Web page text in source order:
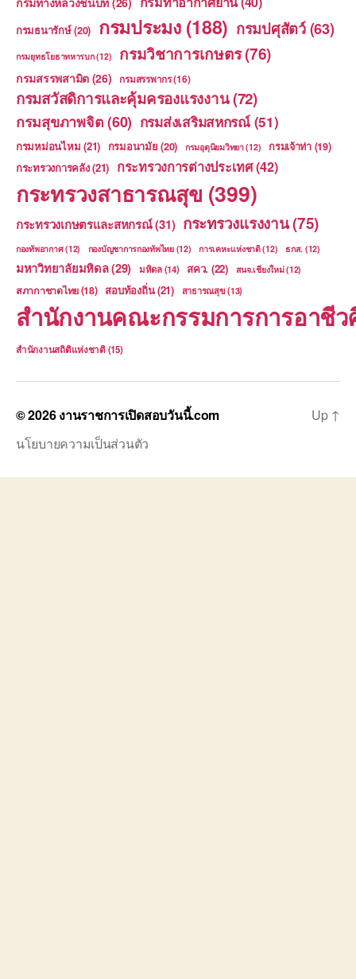
กรมธนารักษ์(20) กรมประมง(188) กรมปศุสัตว์(63)
กรมยุทธโยธาทหารบก(12) กรมวิชาการเกษตร(76)
กรมสรรพสามิต (26) กรมสรรพากร(16)
กรมสวัสดิการและคุ้มครองแรงงาน(72)
กรมสุขภาพจิต(60) กรมส่งเสริมสหกรณ์(51)
กรมหม่อนไหม (21) กรมอนามัย (20) กรมอุตุนิยมวิทยา(12) กรมเจ้าท่า(19)
กระทรวงการคลัง(21) กระทรวงการต่างประเทศ(42)
กระทรวงสาธารณสุข (399)
กระทรวงเกษตรและสหกรณ์(31) กระทรวงแรงงาน(75)
กองทัพอากาศ(12) กองบัญชาการกองทัพไทย(12) การเคหะแห่งชาติ(12) ธกส. (12)
มหาวิทยาลัยมหิดล(29) มหิดล(14) สคว. (22) สนจ.เชียงใหม่(12)
สภากาชาดไทย(18) สอบท้องถิ่น(21) สาธารณสุข (13)
สำนักงานคณะกรรมการการอาชี
สำนักงานสถิติแห่งชาติ(15)
© 2026งานราชการเปิดสอบวันนี้.com
นโยบายความเป็นส่วนตัว
Up ↑